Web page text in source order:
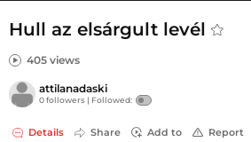
Hull az elsárgult levél
405 views
attilanadaski
0 followers | Followed:
Details Share Add to Report